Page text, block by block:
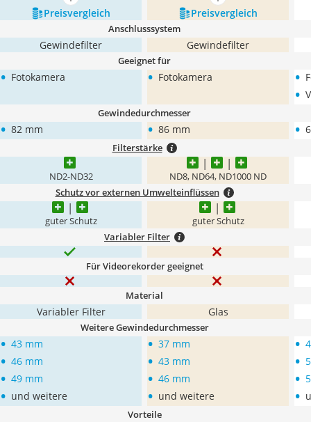
Preis­vergleich
Preis­vergleich
Anschlusssystem
Gewindefilter Gewindefilter
Geeignet für
• Fotokamera • Fotokamera •
•
Gewindedurchmesser
• 82 mm • 86 mm •
Filterstärke
ND2-ND32 ND8, ND64, ND1000 ND
Schutz vor externen Umwelteinflüssen
guter Schutz guter Schutz
Variabler Filter
Für Videorekorder geeignet
Material
Variabler Filter Glas
Weitere Gewindedurchmesser
• 43 mm
• 46 mm
• 49 mm
• und weitere
• 37 mm
• 43 mm
• 46 mm
• und weitere
•
•
•
•
Vorteile